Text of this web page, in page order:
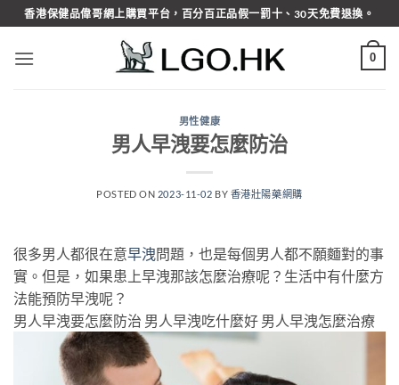
Skip
to
content
香港保健品偉哥網上購買平台，百分百正品假一罰十、30天免費退換。
0
男性健康
男人早洩要怎麼防治
POSTED ON 2023-11-02 BY 香港壯陽藥網購
很多男人都很在意早洩問題，也是每個男人都不願麵對的事
實。但是，如果患上早洩那該怎麼治療呢？生活中有什麼方
法能預防早洩呢？
男人早洩要怎麼防治 男人早洩吃什麼好 男人早洩怎麼治療